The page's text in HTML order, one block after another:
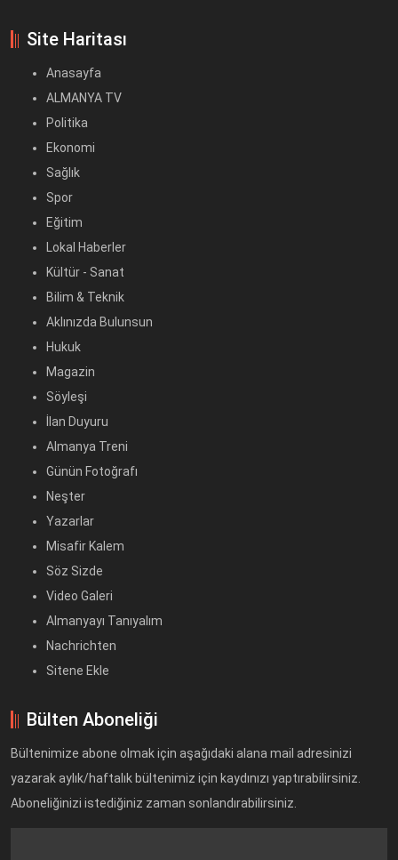
Site Haritası
Anasayfa
ALMANYA TV
Politika
Ekonomi
Sağlık
Spor
Eğitim
Lokal Haberler
Kültür - Sanat
Bilim & Teknik
Aklınızda Bulunsun
Hukuk
Magazin
Söyleşi
İlan Duyuru
Almanya Treni
Günün Fotoğrafı
Neşter
Yazarlar
Misafir Kalem
Söz Sizde
Video Galeri
Almanyayı Tanıyalım
Nachrichten
Sitene Ekle
Bülten Aboneliği
Bültenimize abone olmak için aşağıdaki alana mail adresinizi
yazarak aylık/haftalık bültenimiz için kaydınızı yaptırabilirsiniz.
Aboneliğinizi istediğiniz zaman sonlandırabilirsiniz.